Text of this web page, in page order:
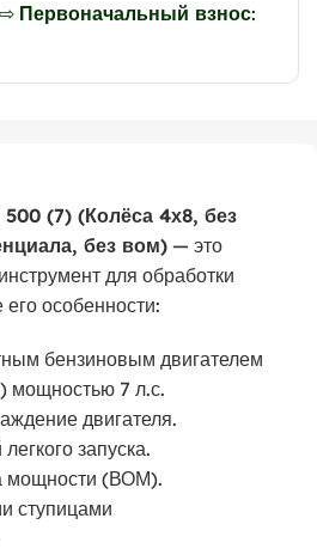
Первоначальный взнос:
(7) (Колёса 4х8, без
без вом) — это
для обработки
особенности:
бензиновым двигателем
мощностью 7 л.с.
двигателя.
запуска.
мощности (ВОМ).
ступицами